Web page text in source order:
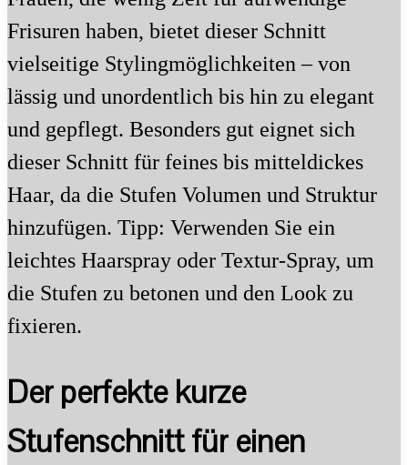
Frisuren haben, bietet dieser Schnitt
vielseitige Stylingmöglichkeiten – von
lässig und unordentlich bis hin zu elegant
und gepflegt. Besonders gut eignet sich
dieser Schnitt für feines bis mitteldickes
Haar, da die Stufen Volumen und Struktur
hinzufügen. Tipp: Verwenden Sie ein
leichtes Haarspray oder Textur-Spray, um
die Stufen zu betonen und den Look zu
fixieren.
Der perfekte kurze
Stufenschnitt für einen